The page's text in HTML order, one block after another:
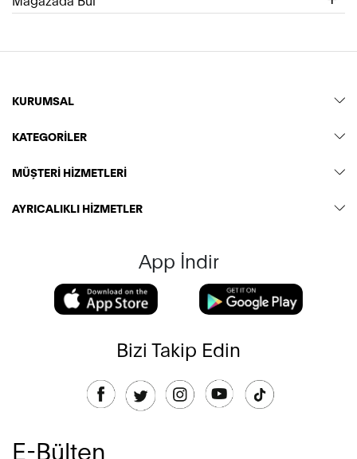
KURUMSAL
KATEGORİLER
MÜŞTERİ HİZMETLERİ
AYRICALIKLI HİZMETLER
App İndir
Bizi Takip Edin
E-Bülten